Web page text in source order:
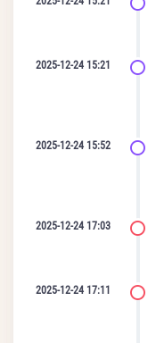
2025-12-24 15:21
2025-12-24 15:52
2025-12-24 17:03
2025-12-24 17:11